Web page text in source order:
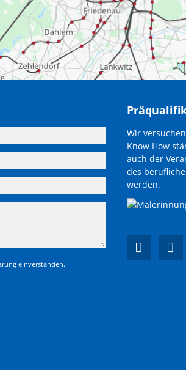
einverstanden.
Wir
Know How
auch der
des
werden.